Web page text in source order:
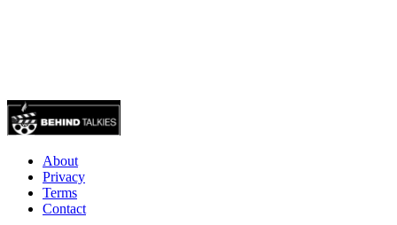
About
Privacy
Terms
Contact